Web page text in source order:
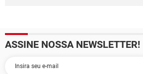
ASSINE NOSSA NEWSLETTER!